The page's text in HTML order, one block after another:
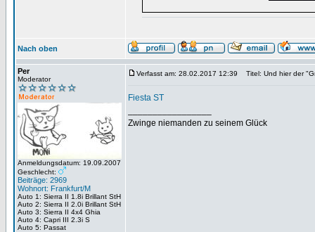
Nach oben
Per
Moderator
Anmeldungsdatum: 19.09.2007
Geschlecht:
Beiträge: 2969
Wohnort: Frankfurt/M
Auto 1: Sierra II 1.8i Brillant StH
Auto 2: Sierra II 2.0i Brillant StH
Auto 3: Sierra II 4x4 Ghia
Auto 4: Capri III 2.3i S
Auto 5: Passat
Verfasst am: 28.02.2017 12:39 Titel: Und hier der
Fiesta ST
Zwinge niemanden zu seinem Glück